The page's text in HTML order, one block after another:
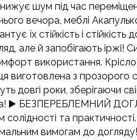
шум під час
вечора, меблі
стійкість і стійкість
й запобігають іржі!
використання.
виготовлена з
довгі роки, зберігаючи
▶️ БЕЗПЕРЕБЛЕМНИЙ
солідності та
вимогам до